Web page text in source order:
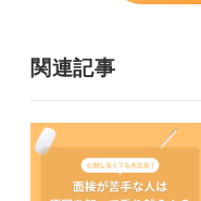
関連記事